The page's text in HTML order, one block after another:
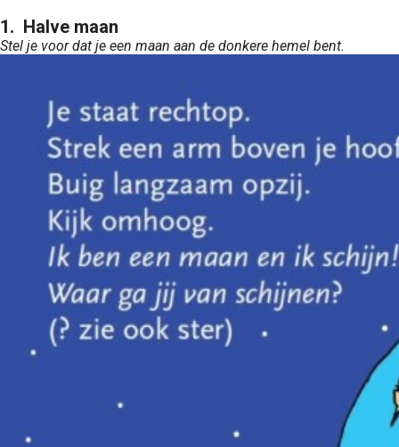
1. Halve maan
Stel je voor dat je een maan aan de donkere hemel bent.